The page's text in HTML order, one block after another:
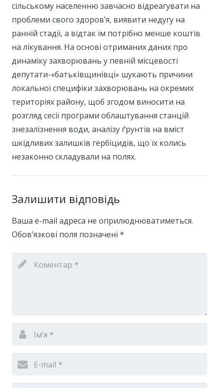
сільському населенню завчасно відреагувати на
проблеми свого здоров’я, виявити недугу на
ранній стадії, а відтак їм потрібно менше коштів
на лікування. На основі отриманих даних про
динаміку захворювань у певній місцевості
депутати-«батьківщинівці» шукають причини
локальної специфіки захворювань на окремих
територіях району, щоб згодом виносити на
розгляд сесії програми облаштування станцій
знезалізнення води, аналізу ґрунтів на вміст
шкідливих залишків гербіцидів, що їх колись
незаконно складували на полях.
Залишити відповідь
Ваша e-mail адреса не оприлюднюватиметься.
Обов’язкові поля позначені *